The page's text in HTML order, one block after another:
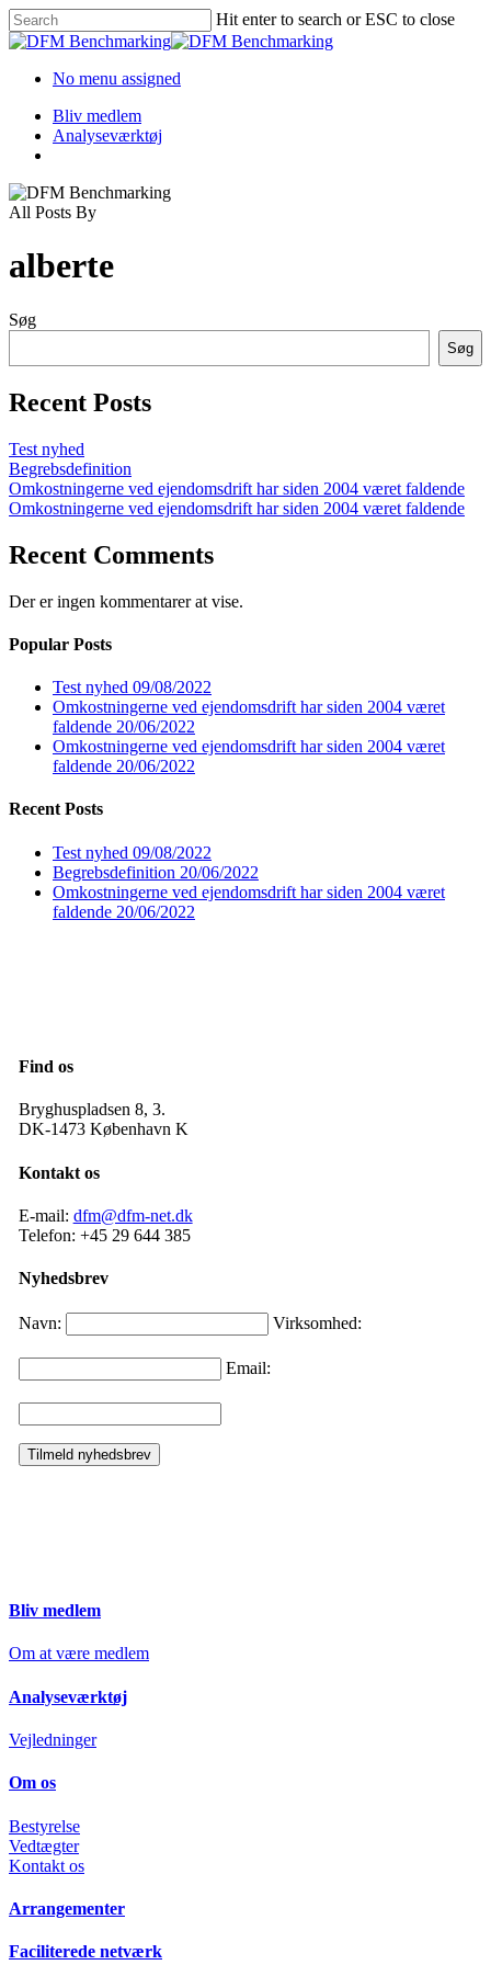
Skip
to
content
Hit enter to search or ESC to close
Close
Menu
No menu assigned
Bliv medlem
Analyseværktøj
All Posts By
alberte
Søg
Søg
Recent Posts
Test nyhed
Begrebsdefinition
Omkostningerne ved ejendomsdrift har siden 2004 været faldende
Omkostningerne ved ejendomsdrift har siden 2004 været faldende
Recent Comments
Der er ingen kommentarer at vise.
Popular Posts
Test nyhed 09/08/2022
Omkostningerne ved ejendomsdrift har siden 2004 været
faldende 20/06/2022
Omkostningerne ved ejendomsdrift har siden 2004 været
faldende 20/06/2022
Recent Posts
Test nyhed 09/08/2022
Begrebsdefinition 20/06/2022
Omkostningerne ved ejendomsdrift har siden 2004 været
faldende 20/06/2022
Find os
Bryghuspladsen 8, 3.
DK-1473 København K
Kontakt os
E-mail: dfm@dfm-net.dk
Telefon: +45 29 644 385
Nyhedsbrev
Navn: Virksomhed:
Email:
Close
Bliv medlem
Om at være medlem
Analyseværktøj
Vejledninger
Om os
Bestyrelse
Vedtægter
Kontakt os
Arrangementer
Faciliterede netværk